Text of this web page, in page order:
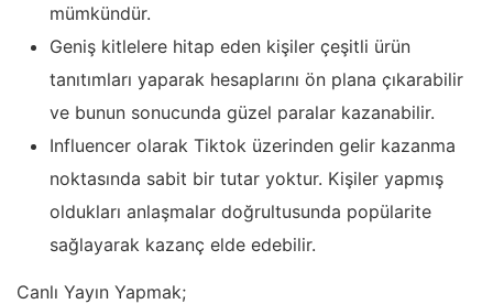
mümkündür.
Geniş kitlelere hitap eden kişiler çeşitli ürün
tanıtımları yaparak hesaplarını ön plana çıkarabilir
ve bunun sonucunda güzel paralar kazanabilir.
Influencer olarak Tiktok üzerinden gelir kazanma
noktasında sabit bir tutar yoktur. Kişiler yapmış
oldukları anlaşmalar doğrultusunda popülarite
sağlayarak kazanç elde edebilir.
Canlı Yayın Yapmak;